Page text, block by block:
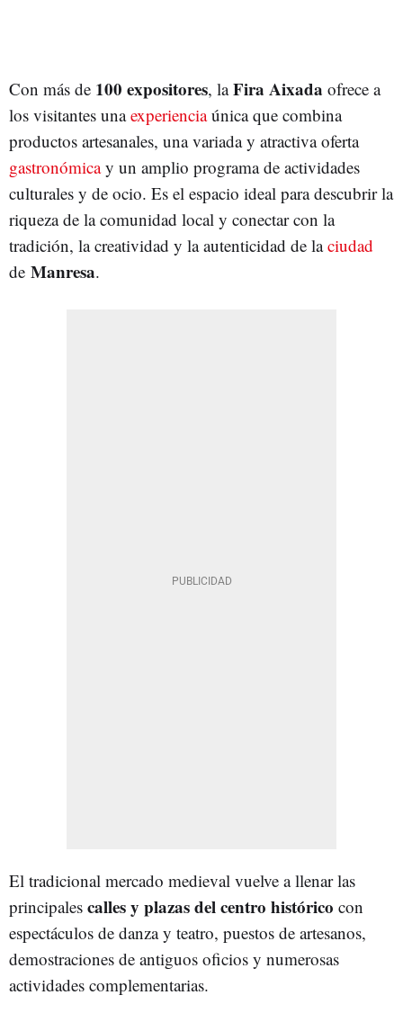
Con más de 100 expositores, laFira Aixada ofrece a
los visitantes unaexperienciaúnica que combina
productos artesanales, una variada y atractiva oferta
gastronómicay un amplio programa de actividades
culturales y de ocio. Es el espacio ideal para descubrir la
riqueza de la comunidad local y conectar con la
tradición, la creatividad y la autenticidad de laciudad
de Manresa.
El tradicional mercado medieval vuelve a llenar las
principales calles y plazas del centro histórico con
espectáculos de danza y teatro, puestos de artesanos,
demostraciones de antiguos oficios y numerosas
actividades complementarias.